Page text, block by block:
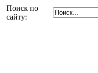
Поиск по
сайту: